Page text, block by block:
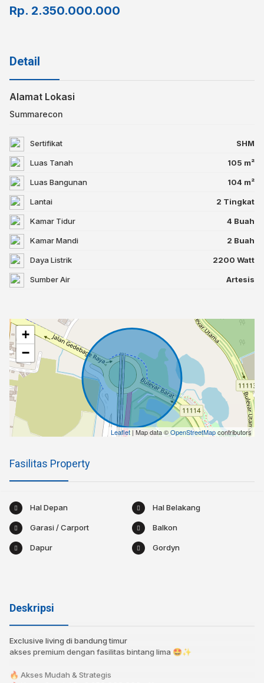
Rp. 2.350.000.000
Detail
Alamat Lokasi
Summarecon
Sertifikat SHM
Luas Tanah 105 m²
Luas Bangunan 104 m²
Lantai 2 Tingkat
Kamar Tidur 4 Buah
Kamar Mandi 2 Buah
Daya Listrik 2200 Watt
Sumber Air Artesis
+
−
Leaflet | Map data ©OpenStreetMapcontributors
Fasilitas Property
Hal Depan Hal Belakang
Garasi / Carport Balkon
Dapur Gordyn
Deskripsi
Exclusive living di bandung timur
akses premium dengan fasilitas bintang lima 🤩✨
🔥 Akses Mudah & Strategis